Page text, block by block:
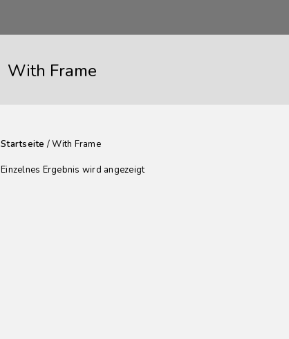
With Frame
Startseite / With Frame
Einzelnes Ergebnis wird angezeigt